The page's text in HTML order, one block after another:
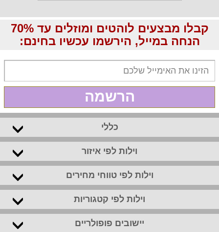
קבלו מבצעים לוהטים ומוזלים עד 70%
הנחה במייל, הירשמו עכשיו בחינם:
הרשמה
כללי
וילות לפי איזור
וילות לפי טווחי מחירים
וילות לפי קטגוריות
יישובים פופולריים